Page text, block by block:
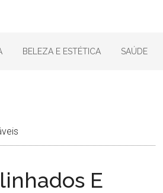
BELEZA E ESTÉTICA SAÚDE
E